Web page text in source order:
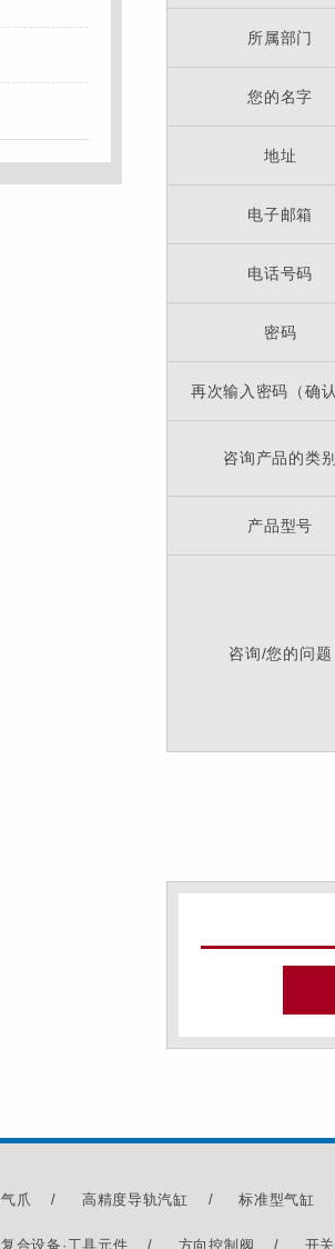
所属部门
您的名字
地址
电子邮箱
电话号码
密码
再次输入密码（确认
咨询产品的类别
产品型号
咨询/您的问题
气爪 / 高精度导轨汽缸 / 标准型气缸
复合设备·工具元件 / 方向控制阀 / 开关